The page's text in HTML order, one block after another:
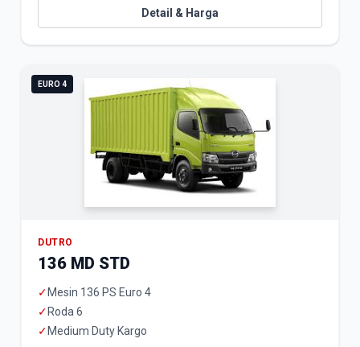
Detail & Harga
EURO 4
DUTRO
136 MD STD
✓ Mesin 136 PS Euro 4
✓ Roda 6
✓ Medium Duty Kargo